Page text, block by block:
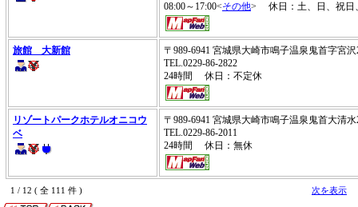
08:00～17:00<その他> 休日：土、日、祝日
旅館 大新館
〒989-6941 宮城県大崎市鳴子温泉鬼首字宮沢
TEL.0229-86-2822
24時間 休日：不定休
リゾートパークホテルオニコウ
ベ
〒989-6941 宮城県大崎市鳴子温泉鬼首大清水
TEL.0229-86-2011
24時間 休日：無休
1 / 12 ( 全 111 件 ) 次を表示